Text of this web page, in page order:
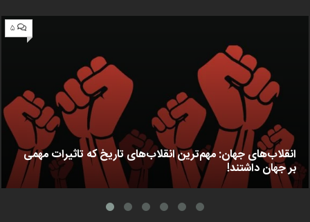
۵
انقلاب‌های جهان: مهم‌ترین انقلاب‌های تاریخ که تاثیرات مهمی
بر جهان داشتند!